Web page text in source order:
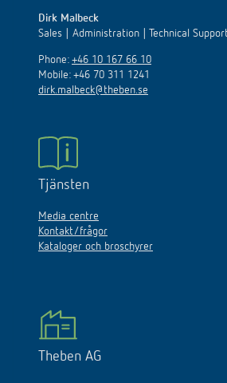
Dirk Malbeck
Sales | Administration | Technical Support
Phone: +46 10 167 66 10
Mobile: +46 70 311 1241
dirk.malbeck@theben.se
Tjänsten
Media centre
Kontakt/frågor
Kataloger och broschyrer
Theben AG